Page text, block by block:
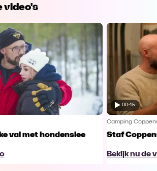
video's
val met hondenslee
00:45
Camping
Staf
Bekijk nu de